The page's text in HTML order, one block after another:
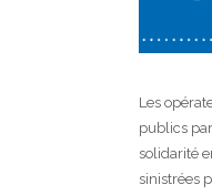
Les
publics
solidarité
sinistrées